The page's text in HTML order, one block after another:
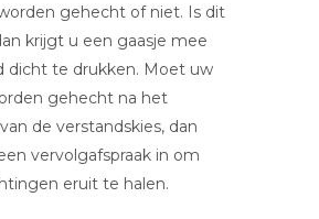
gehecht of niet. Is dit
krijgt u een gaasje mee
dicht te drukken. Moet uw
gehecht na het
de verstandskies, dan
vervolgafspraak in om
eruit te halen.